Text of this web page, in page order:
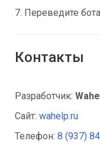
7. Переведите
Контакты
Разработчик:
Сайт: wahelp.ru
Телефон: 8 (937)